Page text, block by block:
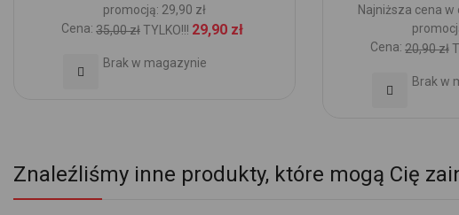
promocją: 29,90 zł
Cena: 35,00 złTYLKO!!! 29,90 zł
Brak w magazynie
Dodaj
Najniższa cena
Cena: 20,90 zł
Brak w
Dodaj
Znaleźliśmy inne produkty, które mogą Cię